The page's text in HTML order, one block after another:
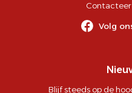
Volg
Blijf steeds op de